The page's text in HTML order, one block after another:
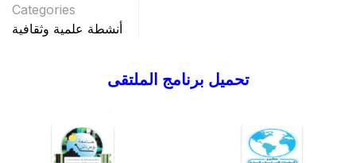
Categories
أنشطة علمية وثقافية
تحميل برنامج الملتقى